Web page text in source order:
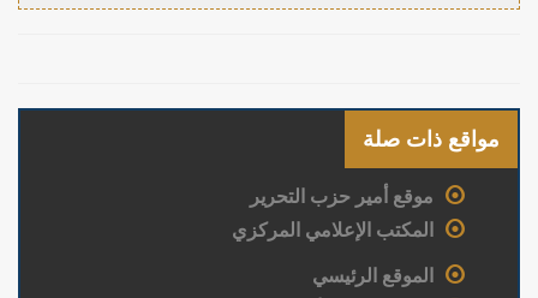
مواقع ذات صلة
موقع أمير حزب التحرير
المكتب الإعلامي المركزي
الموقع الرئيسي